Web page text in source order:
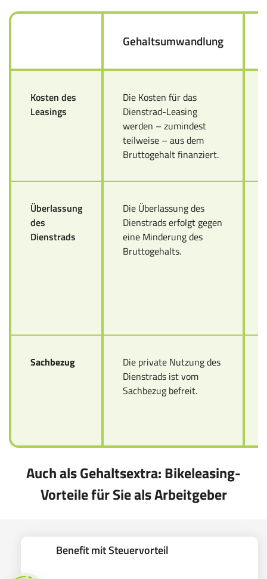
Gehaltsumwandlung
Kosten des
Leasings
Die Kosten für das
Dienstrad-Leasing
werden – zumindest
teilweise – aus dem
Bruttogehalt finanziert.
Überlassung
des
Dienstrads
Die Überlassung des
Dienstrads erfolgt gegen
eine Minderung des
Bruttogehalts.
Sachbezug
Die private Nutzung des
Dienstrads ist vom
Sachbezug befreit.
Auch als Gehaltsextra: Bikeleasing-
Vorteile für Sie als Arbeitgeber
Benefit mit Steuervorteil